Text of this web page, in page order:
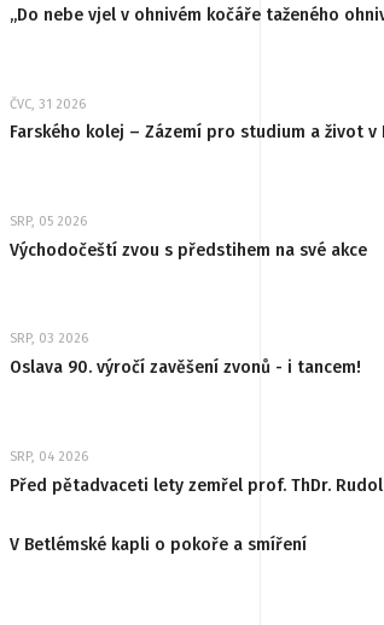
„Do nebe vjel v ohnivém kočáře taženého
ČVC, 31 2026
Farského kolej – Zázemí pro studium a život v
SRP, 05 2026
Východočeští zvou s předstihem na své akce
SRP, 03 2026
Oslava 90. výročí zavěšení zvonů - i tancem!
SRP, 04 2026
Před pětadvaceti lety zemřel prof. ThDr.
V Betlémské kapli o pokoře a smíření